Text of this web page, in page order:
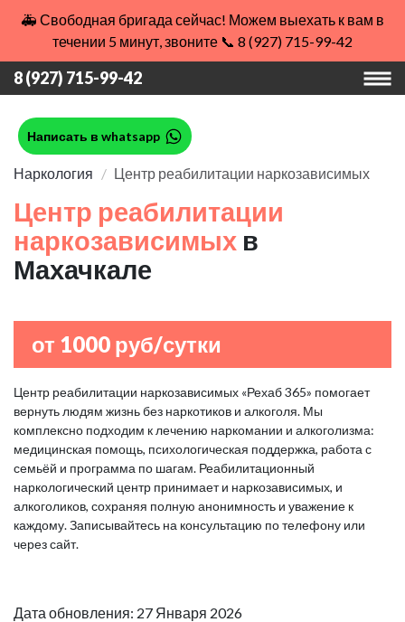
🚑 Свободная бригада сейчас! Можем выехать к вам в
течении 5 минут, звоните 📞 8 (927) 715-99-42
8 (927) 715-99-42
Написать в whatsapp
Наркология Центр реабилитации наркозависимых
Центр реабилитации
наркозависимых в
Махачкале
от 1000 руб/сутки
Центр реабилитации наркозависимых «Рехаб 365» помогает
вернуть людям жизнь без наркотиков и алкоголя. Мы
комплексно подходим к лечению наркомании и алкоголизма:
медицинская помощь, психологическая поддержка, работа с
семьёй и программа по шагам. Реабилитационный
наркологический центр принимает и наркозависимых, и
алкоголиков, сохраняя полную анонимность и уважение к
каждому. Записывайтесь на консультацию по телефону или
через сайт.
Дата обновления: 27 Января 2026